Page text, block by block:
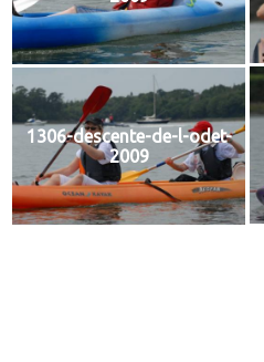
1306-descente-de-l-odet-
2009